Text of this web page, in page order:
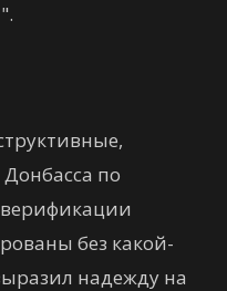
по
без какой-
надежду на